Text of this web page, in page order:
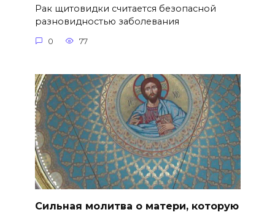
Рак щитовидки считается безопасной
разновидностью заболевания
0 77
Сильная молитва о матери, которую